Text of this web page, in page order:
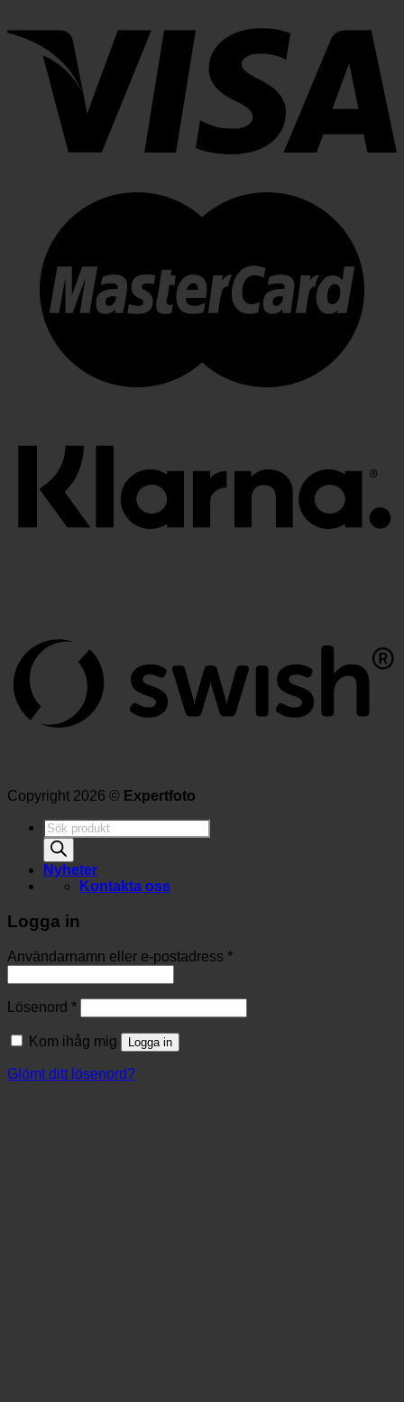
Copyright 2026 © Expertfoto
Produktsökning
Nyheter
Kontakta oss
Logga in
Användarnamn eller e-postadress *
Lösenord *
Kom ihåg mig Logga in
Glömt ditt lösenord?